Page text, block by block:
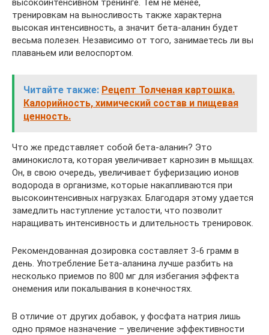
высокоинтенсивном тренинге. Тем не менее,
тренировкам на выносливость также характерна
высокая интенсивность, а значит бета-аланин будет
весьма полезен. Независимо от того, занимаетесь ли вы
плаваньем или велоспортом.
Читайте также: Рецепт Толченая картошка.
Калорийность, химический состав и пищевая
ценность.
Что же представляет собой бета-аланин? Это
аминокислота, которая увеличивает карнозин в мышцах.
Он, в свою очередь, увеличивает буферизацию ионов
водорода в организме, которые накапливаются при
высокоинтенсивных нагрузках. Благодаря этому удается
замедлить наступление усталости, что позволит
наращивать интенсивность и длительность тренировок.
Рекомендованная дозировка составляет 3-6 грамм в
день. Употребление Бета-аланина лучше разбить на
несколько приемов по 800 мг для избегания эффекта
онемения или покалывания в конечностях.
В отличие от других добавок, у фосфата натрия лишь
одно прямое назначение – увеличение эффективности